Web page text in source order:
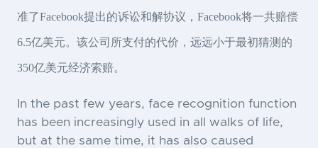
准了Facebook提出的诉讼和解协议，Facebook将一共赔偿
6.5亿美元。该公司所支付的代价，远远小于最初猜测的
350亿美元经济索赔。
In the past few years, face recognition function
has been increasingly used in all walks of life,
but at the same time, it has also caused